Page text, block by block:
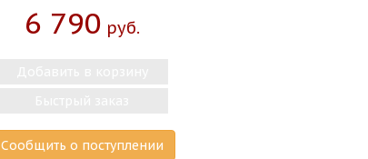
6 790 Руб.
Сообщить о поступлении